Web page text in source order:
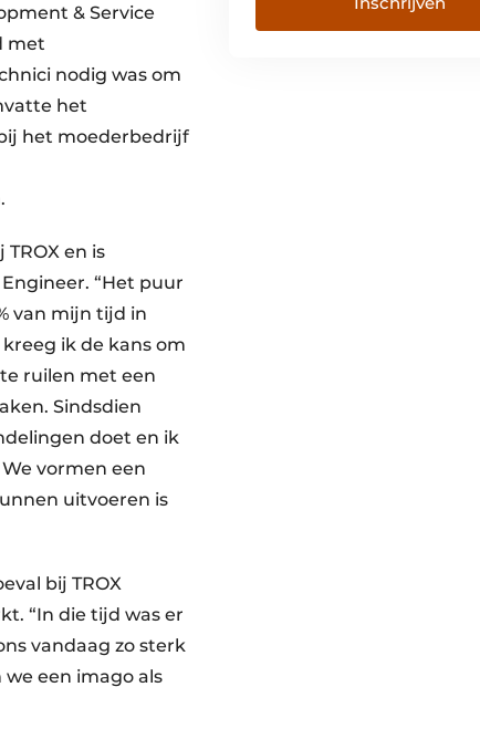
& Service
met
nodig was om
het
het moederbedrijf
en is
“Het puur
van mijn tijd in
ik de kans om
ruilen met een
Sindsdien
doet en ik
vormen een
uitvoeren is
bij TROX
“In die tijd was er
vandaag zo sterk
een imago als